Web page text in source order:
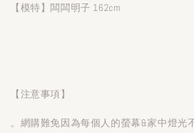
【模特】闆闆明子 162cm
【注意事項】
。網購難免因為每個人的螢幕&家中燈光